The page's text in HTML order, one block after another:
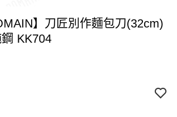
】刀匠別作麵包刀(32cm)
KK704